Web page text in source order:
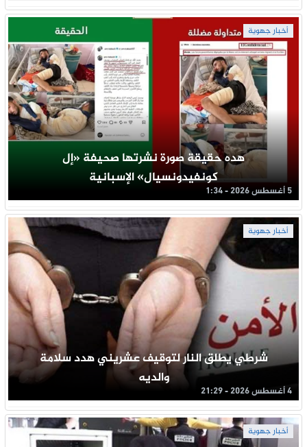
أخبار جهوية
هده حقيقة صورة نشرتها صحيفة «إل
كونفيدونسيال» الإسبانية
5 أغسطس 2026 - 1:34
أخبار جهوية
شرطي يطلق النار لتوقيف عشريني هدد سلامة
والديه
4 أغسطس 2026 - 21:29
أخبار جهوية